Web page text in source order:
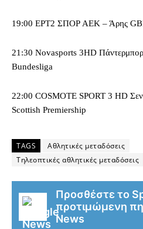
19:00 ΕΡΤ2 ΣΠΟΡ ΑΕΚ – Άρης
21:30 Novasports 3HD
Bundesliga
22:00 COSMOTE SPORT 3 HD
Scottish Premiership
TAGS
Αθλητικές μεταδόσεις
Τηλεοπτικές αθλητικές μεταδόσεις
Προσθέστε το
προτιμώμενη
News